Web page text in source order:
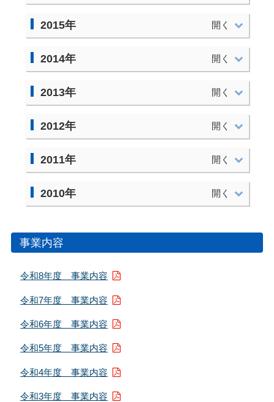
2015年
2014年
2013年
2012年
2011年
2010年
事業内容
令和8年度 事業内容
令和7年度 事業内容
令和6年度 事業内容
令和5年度 事業内容
令和4年度 事業内容
令和3年度 事業内容